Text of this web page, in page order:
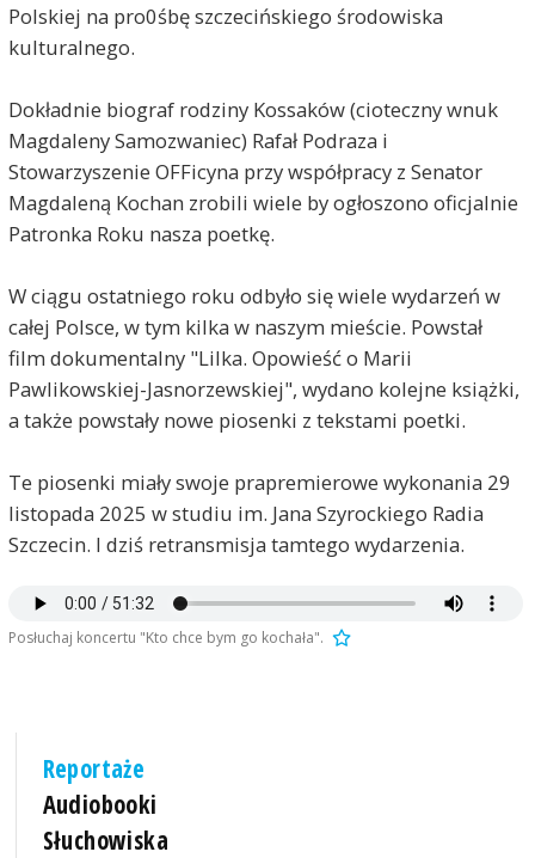
Polskiej na pro0śbę szczecińskiego środowiska
kulturalnego.
Dokładnie biograf rodziny Kossaków (cioteczny wnuk
Magdaleny Samozwaniec) Rafał Podraza i
Stowarzyszenie OFFicyna przy współpracy z Senator
Magdaleną Kochan zrobili wiele by ogłoszono oficjalnie
Patronka Roku nasza poetkę.
W ciągu ostatniego roku odbyło się wiele wydarzeń w
całej Polsce, w tym kilka w naszym mieście. Powstał
film dokumentalny "Lilka. Opowieść o Marii
Pawlikowskiej-Jasnorzewskiej", wydano kolejne książki,
a także powstały nowe piosenki z tekstami poetki.
Te piosenki miały swoje prapremierowe wykonania 29
listopada 2025 w studiu im. Jana Szyrockiego Radia
Szczecin. I dziś retransmisja tamtego wydarzenia.
Posłuchaj koncertu "Kto chce bym go kochała".
Reportaże
Audiobooki
Słuchowiska